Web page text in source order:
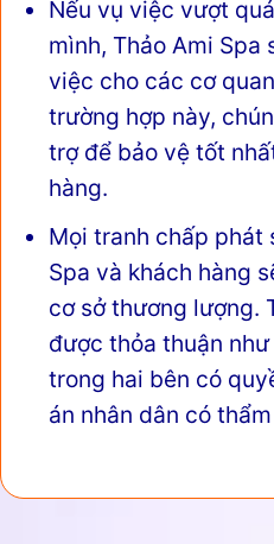
Nếu vụ việc vượt
mình, Thảo Ami Spa
việc cho các cơ
trường hợp này,
trợ để bảo vệ tốt
hàng.
Mọi tranh chấp phát
Spa và khách hàng
cơ sở thương lượng.
được thỏa thuận
trong hai bên có
án nhân dân có